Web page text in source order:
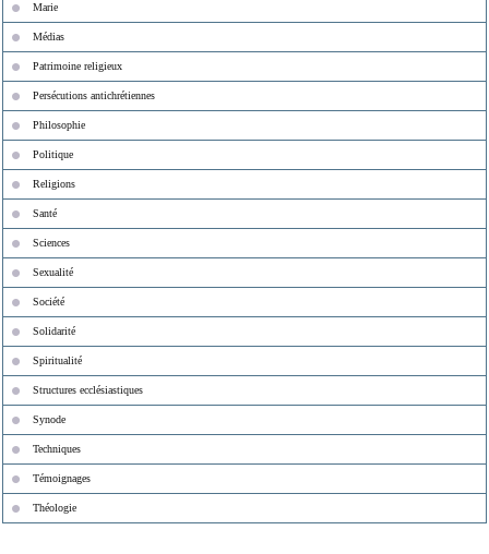
Marie
Médias
Patrimoine religieux
Persécutions antichrétiennes
Philosophie
Politique
Religions
Santé
Sciences
Sexualité
Société
Solidarité
Spiritualité
Structures ecclésiastiques
Synode
Techniques
Témoignages
Théologie